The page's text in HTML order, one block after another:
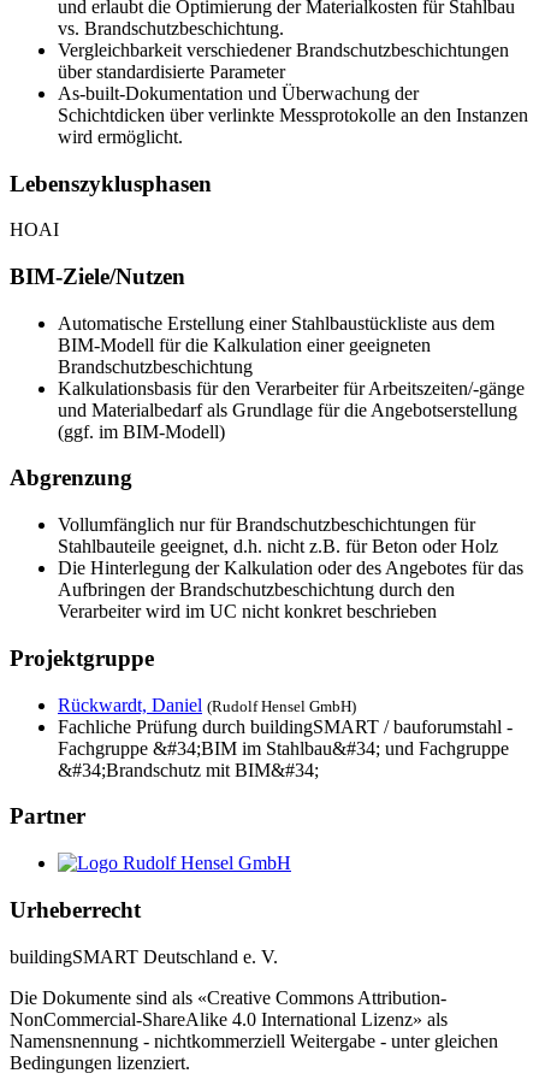
und erlaubt die Optimierung der Materialkosten für Stahlbau
vs. Brandschutzbeschichtung.
Vergleichbarkeit verschiedener Brandschutzbeschichtungen
über standardisierte Parameter
As-built-Dokumentation und Überwachung der
Schichtdicken über verlinkte Messprotokolle an den Instanzen
wird ermöglicht.
Lebenszyklusphasen
HOAI
BIM-Ziele/Nutzen
Automatische Erstellung einer Stahlbaustückliste aus dem
BIM-Modell für die Kalkulation einer geeigneten
Brandschutzbeschichtung
Kalkulationsbasis für den Verarbeiter für Arbeitszeiten/-gänge
und Materialbedarf als Grundlage für die Angebotserstellung
(ggf. im BIM-Modell)
Abgrenzung
Vollumfänglich nur für Brandschutzbeschichtungen für
Stahlbauteile geeignet, d.h. nicht z.B. für Beton oder Holz
Die Hinterlegung der Kalkulation oder des Angebotes für das
Aufbringen der Brandschutzbeschichtung durch den
Verarbeiter wird im UC nicht konkret beschrieben
Projektgruppe
Rückwardt, Daniel (Rudolf Hensel GmbH)
Fachliche Prüfung durch buildingSMART / bauforumstahl -
Fachgruppe &#34;BIM im Stahlbau&#34; und Fachgruppe
&#34;Brandschutz mit BIM&#34;
Partner
Urheberrecht
buildingSMART Deutschland e. V.
Die Dokumente sind als «Creative Commons Attribution-
NonCommercial-ShareAlike 4.0 International Lizenz» als
Namensnennung - nichtkommerziell Weitergabe - unter gleichen
Bedingungen lizenziert.